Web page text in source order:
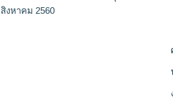
สิงหาคม 2560